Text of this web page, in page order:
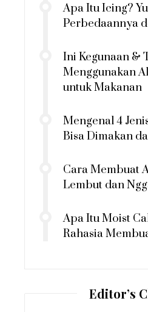
Apa Itu Icing?
Perbedaannya
Ini Kegunaan &
Menggunakan
untuk Makanan
Mengenal 4
Bisa Dimakan
Cara Membuat
Lembut dan
Apa Itu Moist
Rahasia
Editor’s